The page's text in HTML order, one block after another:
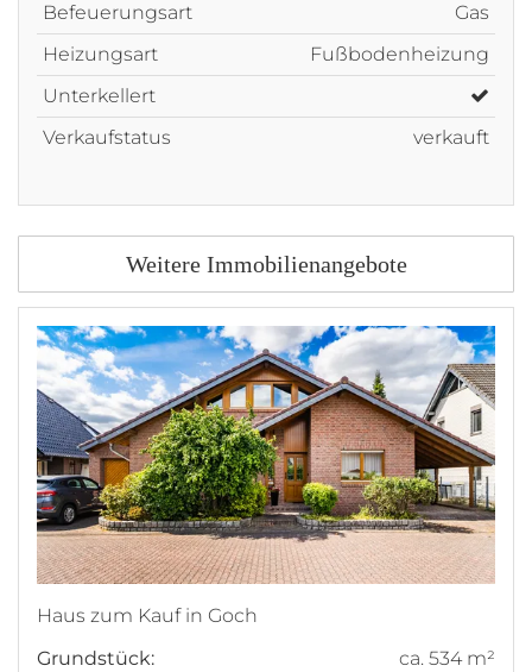
Befeuerungsart
Gas
Heizungsart
Fußbodenheizung
Unterkellert
Verkaufstatus
verkauft
Weitere Immobilienangebote
Haus zum Kauf in Goch
Grundstück:
ca. 534 m²